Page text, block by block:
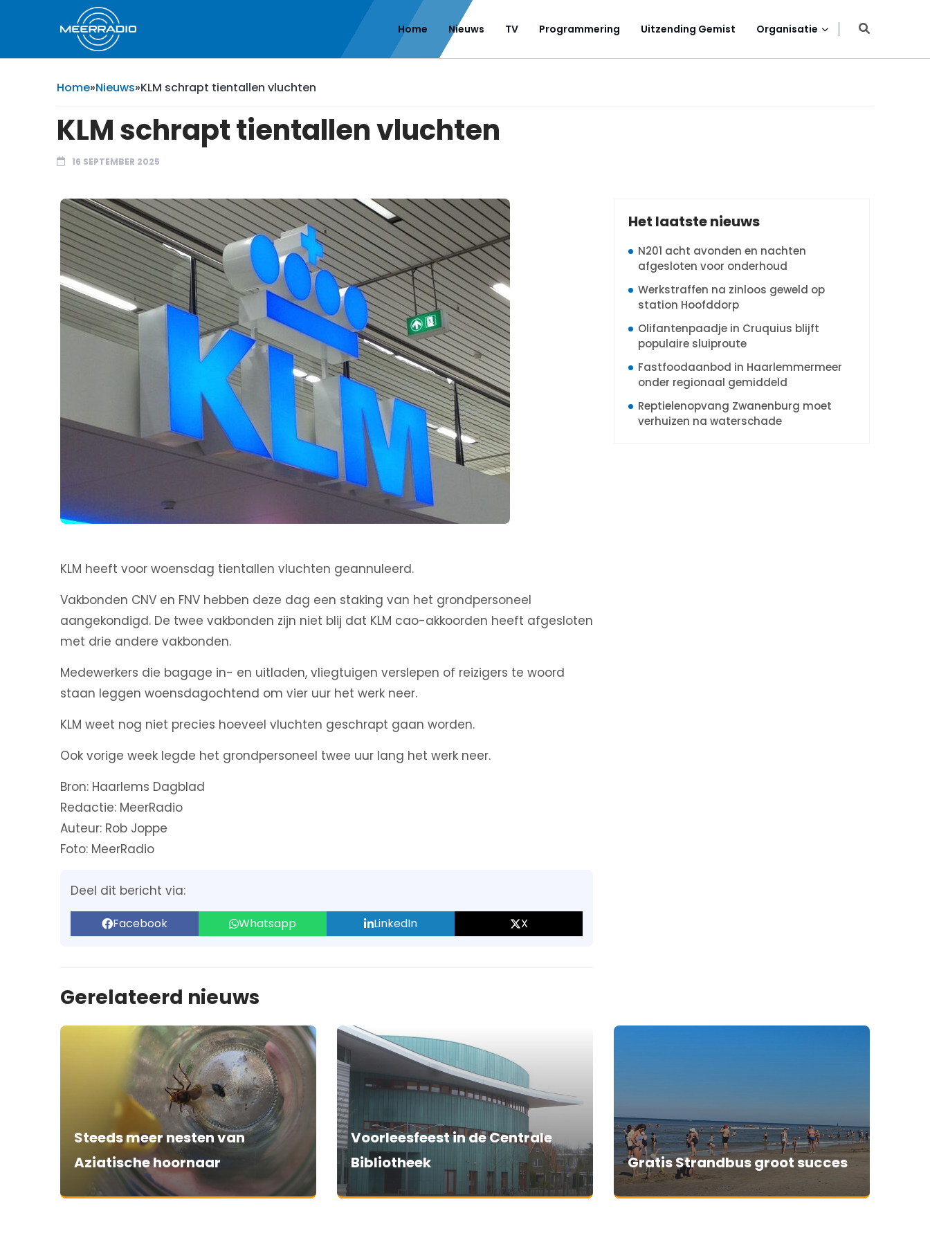
Home Nieuws TV Programmering Uitzending Gemist Organisatie
Home»Nieuws»KLM schrapt tientallen vluchten
KLM schrapt tientallen vluchten
16 SEPTEMBER 2025
KLM heeft voor woensdag tientallen vluchten geannuleerd.
Vakbonden CNV en FNV hebben deze dag een staking van het grondpersoneel
aangekondigd. De twee vakbonden zijn niet blij dat KLM cao-akkoorden heeft afgesloten
met drie andere vakbonden.
Medewerkers die bagage in- en uitladen, vliegtuigen verslepen of reizigers te woord
staan leggen woensdagochtend om vier uur het werk neer.
KLM weet nog niet precies hoeveel vluchten geschrapt gaan worden.
Ook vorige week legde het grondpersoneel twee uur lang het werk neer.
Bron: Haarlems Dagblad
Redactie: MeerRadio
Auteur: Rob Joppe
Foto: MeerRadio
Deel dit bericht via:
Facebook Whatsapp LinkedIn X
Het laatste nieuws
N201 acht avonden en nachten
afgesloten voor onderhoud
Werkstraffen na zinloos geweld op
station Hoofddorp
Olifantenpaadje in Cruquius blijft
populaire sluiproute
Fastfoodaanbod in Haarlemmermeer
onder regionaal gemiddeld
Reptielenopvang Zwanenburg moet
verhuizen na waterschade
Gerelateerd nieuws
Steeds meer nesten van
Aziatische hoornaar
Voorleesfeest in de Centrale
Bibliotheek
Gratis Strandbus groot succes